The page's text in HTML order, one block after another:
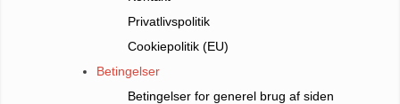
Privatlivspolitik
Cookiepolitik (EU)
Betingelser
Betingelser for generel brug af siden